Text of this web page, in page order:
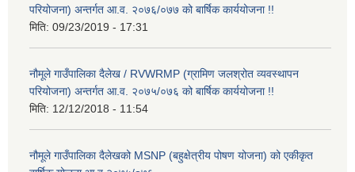
परियोजना) अन्तर्गत आ.व. २०७६/०७७ को बार्षिक कार्ययोजना !!
मिति: 09/23/2019 - 17:31
नौमूले गाउँपालिका दैलेख / RVWRMP (ग्रामिण जलश्रोत व्यवस्थापन
परियोजना) अन्तर्गत आ.व. २०७५/०७६ को बार्षिक कार्ययोजना !!
मिति: 12/12/2018 - 11:54
नौमूले गाउँपालिका दैलेखको MSNP (बहुक्षेत्रीय पोषण योजना) को एकीकृत